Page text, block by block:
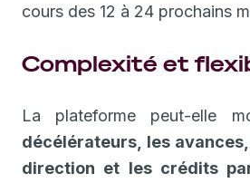
cours des 12 à 24 prochains
Complexité et
La plateforme peut-elle
décélérateurs, les
direction et les crédits